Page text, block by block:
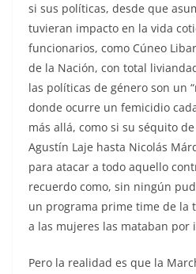
si sus políticas, desde que
tuvieran impacto en la vida
funcionarios, como Cúneo
de la Nación, con total
las políticas de género son un
donde ocurre un femicidio
más allá, como si su séquito
Agustín Laje hasta Nicolás
para atacar a todo aquello
recuerdo como, sin ningún
un programa prime time de la
a las mujeres las mataban por
Pero la realidad es que la